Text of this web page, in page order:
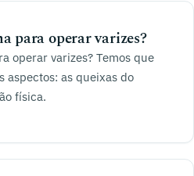
para operar varizes?
operar varizes? Temos que
aspectos: as queixas do
física.